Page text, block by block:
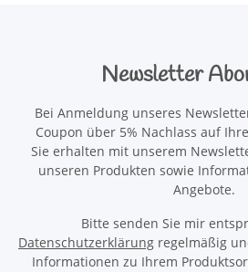
Newsletter
Bei Anmeldung unseres
Coupon über 5% Nachlass auf
Sie erhalten mit unserem
unseren Produkten sowie
Angebote.
Bitte senden Sie mir
Datenschutzerklärung regelmäßig
Informationen zu Ihrem